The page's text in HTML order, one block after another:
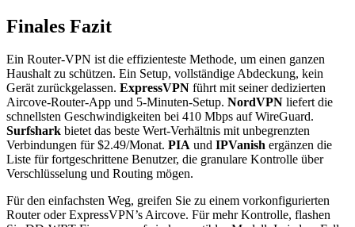
Finales Fazit
Ein Router-VPN ist die effizienteste Methode, um einen ganzen
Haushalt zu schützen. Ein Setup, vollständige Abdeckung, kein
Gerät zurückgelassen. ExpressVPN führt mit seiner dedizierten
Aircove-Router-App und 5-Minuten-Setup. NordVPN liefert die
schnellsten Geschwindigkeiten bei 410 Mbps auf WireGuard.
Surfshark bietet das beste Wert-Verhältnis mit unbegrenzten
Verbindungen für $2.49/Monat. PIA und IPVanish ergänzen die
Liste für fortgeschrittene Benutzer, die granulare Kontrolle über
Verschlüsselung und Routing mögen.
Für den einfachsten Weg, greifen Sie zu einem vorkonfigurierten
Router oder ExpressVPN’s Aircove. Für mehr Kontrolle, flashen